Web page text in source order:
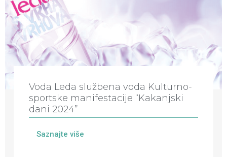
Voda Leda službena voda Kulturno-
sportske manifestacije “Kakanjski
dani 2024”
Saznajte više